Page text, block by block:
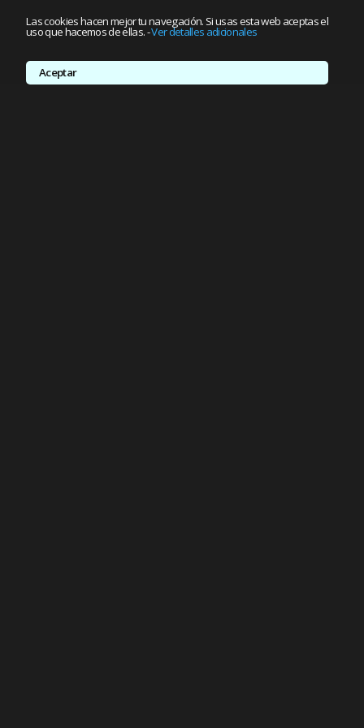
Las cookies hacen mejor tu navegación. Si usas esta web aceptas el
uso que hacemos de ellas.-Ver detalles adicionales
Aceptar